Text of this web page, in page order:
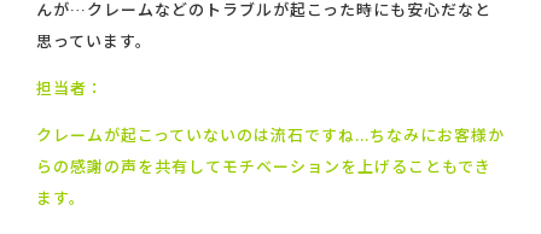
んが…クレームなどのトラブルが起こった時にも安心だなと
思っています。
担当者：
クレームが起こっていないのは流石ですね...ちなみにお客様か
らの感謝の声を共有してモチベーションを上げることもでき
ます。